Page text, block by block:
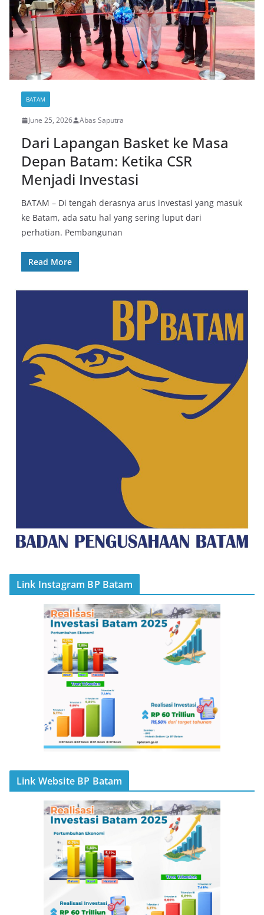
BATAM
June 25, 2026 Abas Saputra
Dari Lapangan Basket ke Masa
Depan Batam: Ketika CSR
Menjadi Investasi
BATAM – Di tengah derasnya arus investasi yang masuk
ke Batam, ada satu hal yang sering luput dari
perhatian. Pembangunan
Read More
Link Instagram BP Batam
Link Website BP Batam